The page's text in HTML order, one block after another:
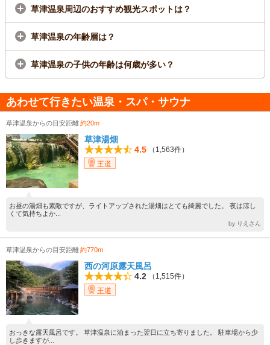
草津温泉周辺のおすすめ観光スポットは？
草津温泉の年齢層は？
草津温泉の子供の年齢は何歳が多い？
あわせて行きたい温泉・スパ・サウナ
草津温泉からの目安距離約20m
草津湯畑
4.5
（1,563件）
王道
お昼の湯畑も素敵ですが、ライトアップされた湯畑はとても綺麗でした。 夜は涼し
くて気持ちよか...
by りえさん
草津温泉からの目安距離約770m
西の河原露天風呂
4.2
（1,515件）
王道
おっきな露天風呂です。 草津温泉に泊まった翌日に立ち寄りました。 駐車場から少
し歩きますが...